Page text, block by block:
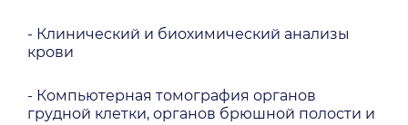
- Клинический и биохимический анализы
крови
- Компьютерная томография органов
грудной клетки, органов брюшной полости и